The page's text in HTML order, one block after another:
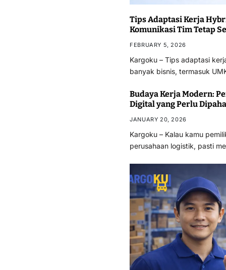
Tips Adaptasi Kerja
Komunikasi Tim Tetap
FEBRUARY 5, 2026
Kargoku – Tips adaptasi
banyak bisnis, termasuk
Budaya Kerja Modern:
Digital yang Perlu
JANUARY 20, 2026
Kargoku – Kalau kamu
perusahaan logistik, pasti